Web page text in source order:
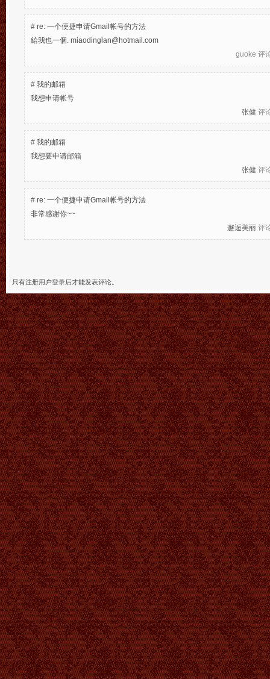
# re: 一个便捷申请Gmail帐号的方法
給我也一個. miaodinglan@hotmail.com
guoke 评
# 我的邮箱
我想申请帐号
张健 评
# 我的邮箱
我想要申请邮箱
张健 评
# re: 一个便捷申请Gmail帐号的方法
非常感谢你~~
邂逅美丽 评
只有注册用户登录后才能发表评论。